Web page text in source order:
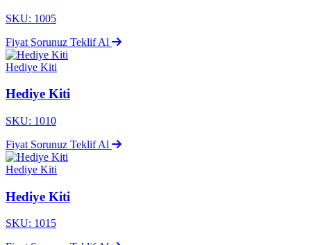
SKU: 1005
Fiyat Sorunuz Teklif Al
Hediye Kiti
Hediye Kiti
SKU: 1010
Fiyat Sorunuz Teklif Al
Hediye Kiti
Hediye Kiti
SKU: 1015